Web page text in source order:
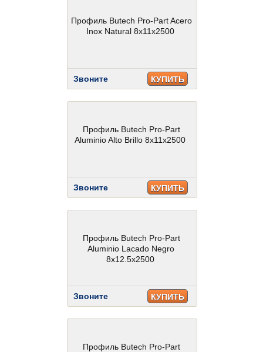
Профиль Butech Pro-Part Acero
Inox Natural 8x11x2500
Звоните КУПИТЬ
Профиль Butech Pro-Part
Aluminio Alto Brillo 8x11x2500
Звоните КУПИТЬ
Профиль Butech Pro-Part
Aluminio Lacado Negro
8x12.5x2500
Звоните КУПИТЬ
Профиль Butech Pro-Part